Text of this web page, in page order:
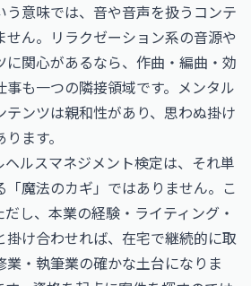
う意味では、音や音声を扱うコンテ
せん。リラクゼーション系の音源や
関心があるなら、 作曲・編曲・効
事も一つの隣接領域です。メンタル
テンツは親和性があり、思わぬ掛け
ます。
ルスマネジメント検定は、それ単
「魔法のカギ」ではありません。こ
し、本業の経験・ライティング・
掛け合わせれば、在宅で継続的に取
業・執筆業の確かな土台になりま